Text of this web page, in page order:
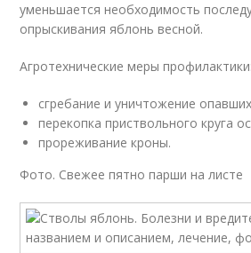
уменьшается необходимость
опрыскивания яблонь весной.
Агротехнические меры профилактики:
сгребание и уничтожение
перекопка приствольного круга
прореживание кроны.
Фото. Свежее пятно парши на листе